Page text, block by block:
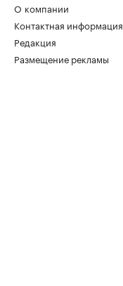
О компании
Контактная информация
Редакция
Размещение рекламы